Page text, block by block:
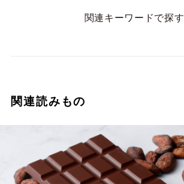
関連キーワードで探す
関連読みもの